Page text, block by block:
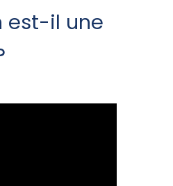
est-il une